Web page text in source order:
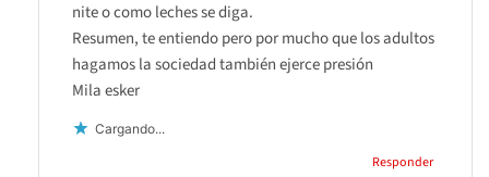
nite o como leches se diga.
Resumen, te entiendo pero por mucho que los adultos
hagamos la sociedad también ejerce presión
Mila esker
Cargando...
Responder